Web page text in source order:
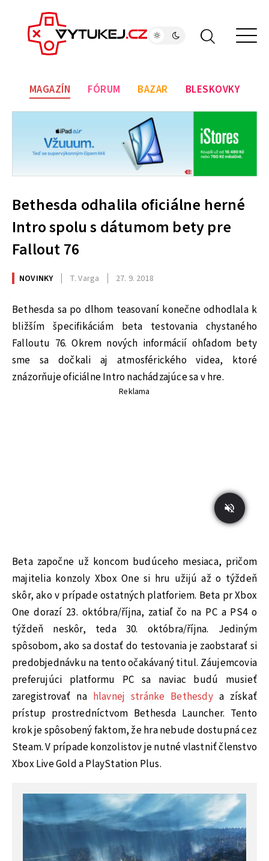
MAGAZÍN FÓRUM BAZAR BLESKOVKY
Bethesda odhalila oficiálne herné
Intro spolu s dátumom bety pre
Fallout 76
NOVINKY T. Varga 27. 9. 2018
Bethesda sa po dlhom teasovaní konečne odhodlala k
bližším špecifikáciám beta testovania chystaného
Falloutu 76. Okrem nových informácií ohľadom bety
sme sa dočkali aj atmosférického videa, ktoré
znázorňuje oficiálne Intro nachádzajúce sa v hre.
Reklama
Beta započne už koncom budúceho mesiaca, pričom
majitelia konzoly Xbox One si hru užijú až o týždeň
skôr, ako v prípade ostatných platforiem. Beta pr Xbox
One dorazí 23. októbra/října, zatiaľ čo na PC a PS4 o
týždeň neskôr, teda 30. októbra/října. Jediným
spôsobom, ako sa dostať do testovania je zaobstarať si
predobjednávku na tento očakávaný titul. Záujemcovia
preferujúci platformu PC sa naviac budú musieť
zaregistrovať na hlavnej stránke Bethesdya získať
prístup prostredníctvom Bethesda Launcher. Tento
krok je spôsobený faktom, že hra nebude dostupná cez
Steam. V prípade konzolistov je nutné vlastniť členstvo
Xbox Live Gold a PlayStation Plus.